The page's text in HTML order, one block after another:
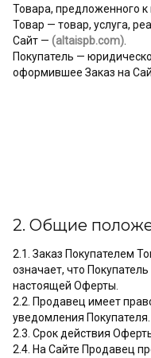
Товара, предложенного к
Товар — товар, услуга,
Сайт — (altaispb.com)
Покупатель —
оформившее Заказ на
2. Общие
2.1. Заказ Покупателем
означает, что
настоящей Оферты.
2.2. Продавец имеет
уведомления Покупателя.
2.3. Срок действия
2.4. На Сайте Продавец